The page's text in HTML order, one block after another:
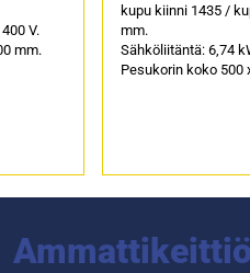
V.
mm.
kupu kiinni 1435 /
mm.
Sähköliitäntä: 6,74
Pesukorin koko 500